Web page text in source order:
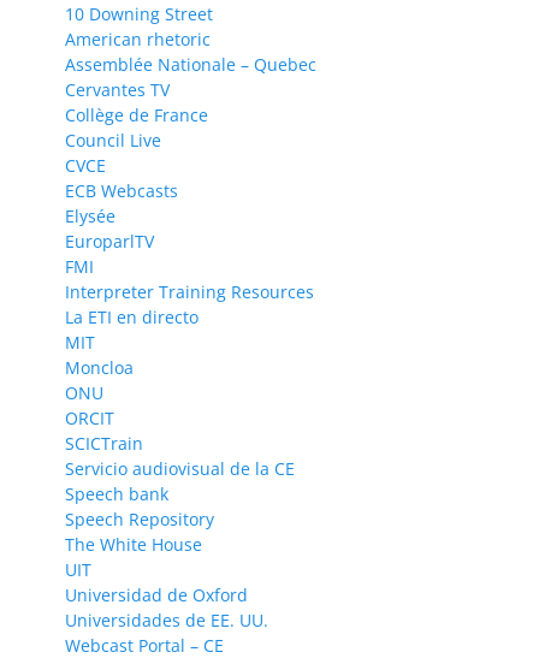
10 Downing Street
American rhetoric
Assemblée Nationale – Quebec
Cervantes TV
Collège de France
Council Live
CVCE
ECB Webcasts
Elysée
EuroparlTV
FMI
Interpreter Training Resources
La ETI en directo
MIT
Moncloa
ONU
ORCIT
SCICTrain
Servicio audiovisual de la CE
Speech bank
Speech Repository
The White House
UIT
Universidad de Oxford
Universidades de EE. UU.
Webcast Portal – CE